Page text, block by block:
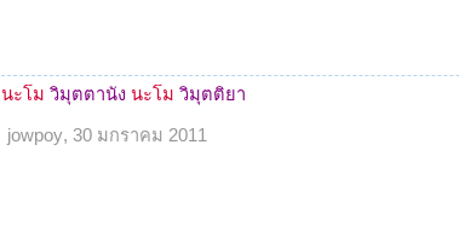
นะโม วิมุตตานัง นะโม วิมุตติยา
jowpoy, 30 มกราคม 2011